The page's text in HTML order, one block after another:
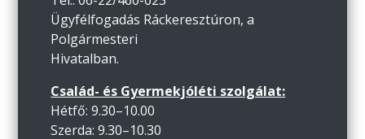
Ügyfélfogadás Ráckeresztúron, a
Polgármesteri
Hivatalban.
Család- és Gyermekjóléti szolgálat:
Hétfő: 9.30–10.00
Szerda: 9.30–10.30